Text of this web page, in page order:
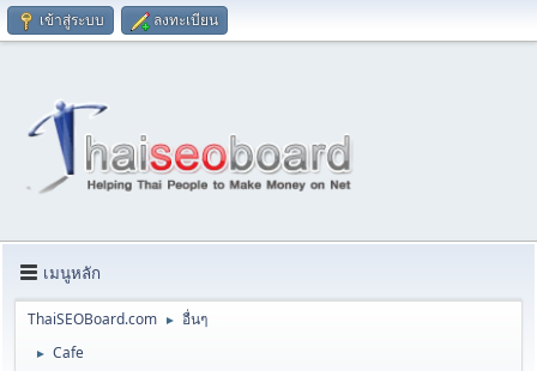
เข้าสู่ระบบ ลงทะเบียน
เมนูหลัก
ThaiSEOBoard.com ► อื่นๆ
►
Cafe